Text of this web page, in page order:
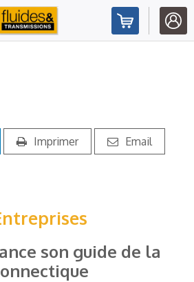
Imprimer Email
son guide de la
cookies